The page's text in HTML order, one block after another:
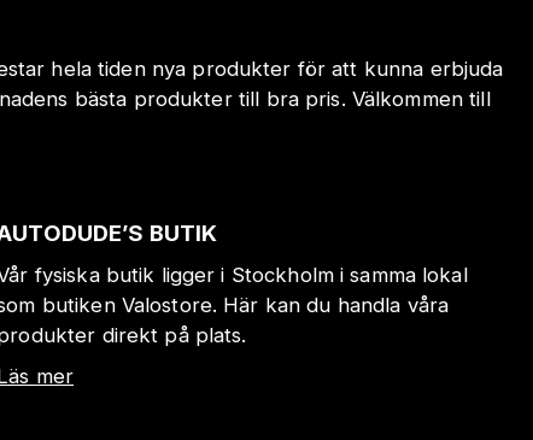
hela tiden nya produkter för att kunna erbjuda
bästa produkter till bra pris. Välkommen till
BUTIK
fysiska butik ligger i Stockholm i samma lokal
butiken Valostore. Här kan du handla våra
direkt på plats.
mer